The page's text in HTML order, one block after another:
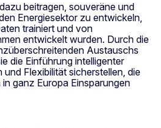
beitragen, souveräne und
Energiesektor zu entwickeln,
trainiert und von
entwickelt wurden. Durch die
Austauschs
die Einführung intelligenter
und Flexibilität sicherstellen, die
ganz Europa Einsparungen